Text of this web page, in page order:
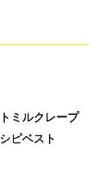
ミルクレープ
ピベスト